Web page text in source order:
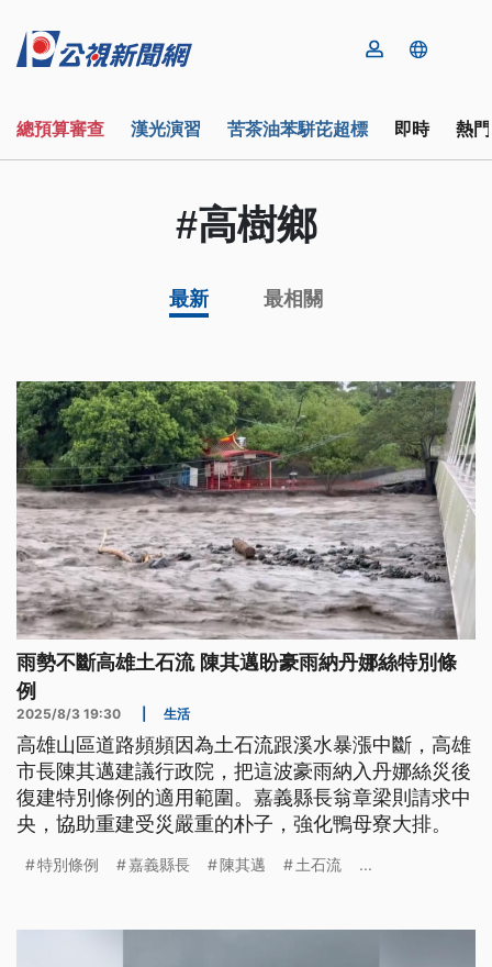
總預算審查 漢光演習 苦茶油苯駢芘超標 即時 熱
#高樹鄉
最新 最相關
雨勢不斷高雄土石流 陳其邁盼豪雨納丹娜絲特別條
例
2025/8/3 19:30 生活
高雄山區道路頻頻因為土石流跟溪水暴漲中斷，高雄
市長陳其邁建議行政院，把這波豪雨納入丹娜絲災後
復建特別條例的適用範圍。嘉義縣長翁章梁則請求中
央，協助重建受災嚴重的朴子，強化鴨母寮大排。
特別條例 嘉義縣長 陳其邁 土石流 ...